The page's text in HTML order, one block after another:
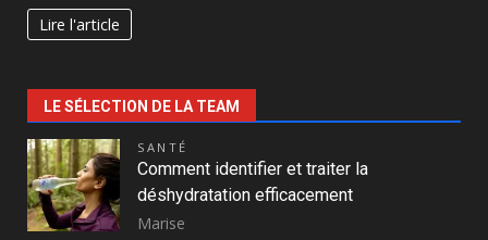
Lire l'article
LE SÉLECTION DE LA TEAM
SANTÉ
Comment identifier et traiter la
déshydratation efficacement
Marise